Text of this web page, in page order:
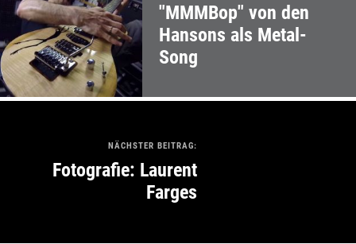
"MMMBop" von den
Hansons als Metal-
Song
NÄCHSTER BEITRAG:
Fotografie: Laurent
Farges